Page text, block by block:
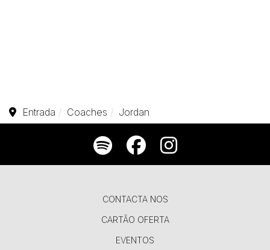
Entrada Coaches Jordan
CONTACTA NOS
CARTÃO OFERTA
EVENTOS